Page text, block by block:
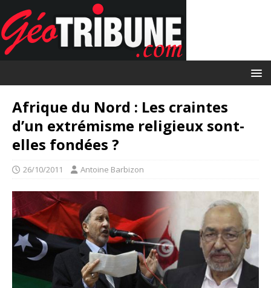
Afrique du Nord : Les craintes
d’un extrémisme religieux sont-
elles fondées ?
26/10/2011 Antoine Barbizon